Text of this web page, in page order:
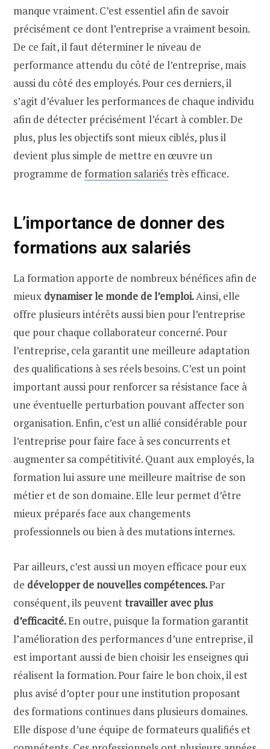
manque vraiment. C’est essentiel afin de savoir
précisément ce dont l’entreprise a vraiment besoin.
De ce fait, il faut déterminer le niveau de
performance attendu du côté de l’entreprise, mais
aussi du côté des employés. Pour ces derniers, il
s’agit d’évaluer les performances de chaque individu
afin de détecter précisément l’écart à combler. De
plus, plus les objectifs sont mieux ciblés, plus il
devient plus simple de mettre en œuvre un
programme de formation salariéstrès efficace.
L’importance de donner des
formations aux salariés
La formation apporte de nombreux bénéfices afin de
mieux dynamiser le monde de l’emploi.Ainsi, elle
offre plusieurs intérêts aussi bien pour l’entreprise
que pour chaque collaborateur concerné. Pour
l’entreprise, cela garantit une meilleure adaptation
des qualifications à ses réels besoins. C’est un point
important aussi pour renforcer sa résistance face à
une éventuelle perturbation pouvant affecter son
organisation. Enfin, c’est un allié considérable pour
l’entreprise pour faire face à ses concurrents et
augmenter sa compétitivité. Quant aux employés, la
formation lui assure une meilleure maîtrise de son
métier et de son domaine. Elle leur permet d’être
mieux préparés face aux changements
professionnels ou bien à des mutations internes.
Par ailleurs, c’est aussi un moyen efficace pour eux
de développer de nouvelles compétences.Par
conséquent, ils peuventtravailler avec plus
d’efficacité.En outre, puisque la formation garantit
l’amélioration des performances d’une entreprise, il
est important aussi de bien choisir les enseignes qui
réalisent la formation. Pour faire le bon choix, il est
plus avisé d’opter pour une institution proposant
des formations continues dans plusieurs domaines.
Elle dispose d’une équipe de formateurs qualifiés et